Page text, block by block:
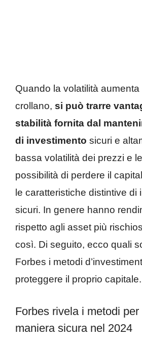
Quando la volatilità aumenta
crollano, si può trarre
stabilità fornita dal
di investimento sicuri e
bassa volatilità dei prezzi e
possibilità di perdere il
le caratteristiche distintive di
sicuri. In genere hanno
rispetto agli asset più
così. Di seguito, ecco quali
Forbes i metodi
proteggere il proprio capitale.
Forbes rivela i metodi
maniera sicura nel 2024